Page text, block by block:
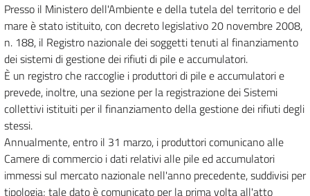
Presso il Ministero dell'Ambiente e della tutela del territorio e del
mare è stato istituito, con decreto legislativo 20 novembre 2008,
n. 188, il Registro nazionale dei soggetti tenuti al finanziamento
dei sistemi di gestione dei rifiuti di pile e accumulatori.
È un registro che raccoglie i produttori di pile e accumulatori e
prevede, inoltre, una sezione per la registrazione dei Sistemi
collettivi istituiti per il finanziamento della gestione dei rifiuti degli
stessi.
Annualmente, entro il 31 marzo, i produttori comunicano alle
Camere di commercio i dati relativi alle pile ed accumulatori
immessi sul mercato nazionale nell'anno precedente, suddivisi per
tipologia; tale dato è comunicato per la prima volta all'atto